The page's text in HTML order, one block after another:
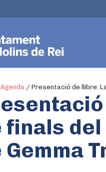
Agenda / Presentació de llibre:
finals
Gemma